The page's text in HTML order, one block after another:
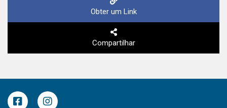
Obter um Link
Compartilhar